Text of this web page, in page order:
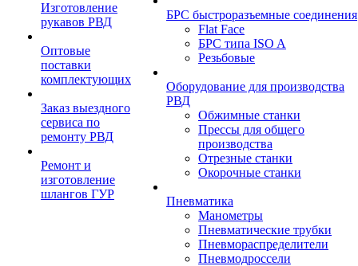
Изготовление
рукавов РВД
Оптовые
поставки
комплектующих
Заказ выездного
сервиса по
ремонту РВД
Ремонт и
изготовление
шлангов ГУР
БРС быстроразъемные соединения
Flat Face
БРС типа ISO A
Резьбовые
Оборудование для производства
РВД
Обжимные станки
Прессы для общего
производства
Отрезные станки
Окорочные станки
Пневматика
Манометры
Пневматические трубки
Пневмораспределители
Пневмодроссели